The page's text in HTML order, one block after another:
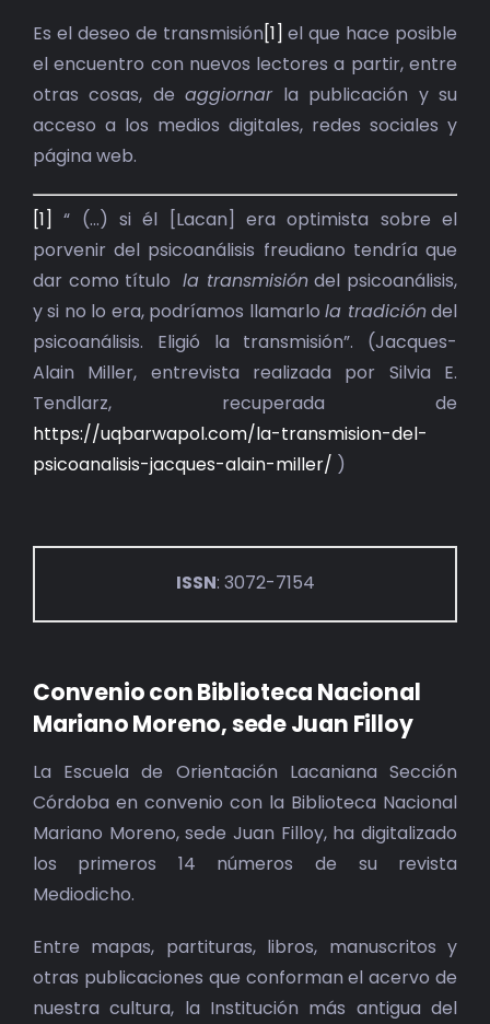
BIBLIOTECA
RED EOL
ACTUALIDAD
CONTACTO
Es el deseo de transmisión[1] el que hace posible
el encuentro con nuevos lectores a partir, entre
otras cosas, deaggiornarla publicación y su
acceso a los medios digitales, redes sociales y
página web.
[1] “ (…) si él [Lacan] era optimista sobre el
porvenir del psicoanálisis freudiano tendría que
dar como títulola transmisióndel psicoanálisis,
y si no lo era, podríamos llamarlola tradicióndel
psicoanálisis. Eligió la transmisión”. (Jacques-
Alain Miller, entrevista realizada por Silvia E.
Tendlarz, recuperada de
https://uqbarwapol.com/la-transmision-del-
psicoanalisis-jacques-alain-miller/ )
ISSN: 3072-7154
Convenio con Biblioteca Nacional
Mariano Moreno, sede Juan Filloy
La Escuela de Orientación Lacaniana Sección
Córdoba en convenio con la Biblioteca Nacional
Mariano Moreno, sede Juan Filloy, ha digitalizado
los primeros 14 números de su revista
Mediodicho.
Entre mapas, partituras, libros, manuscritos y
otras publicaciones que conforman el acervo de
nuestra cultura, la Institución más antigua del